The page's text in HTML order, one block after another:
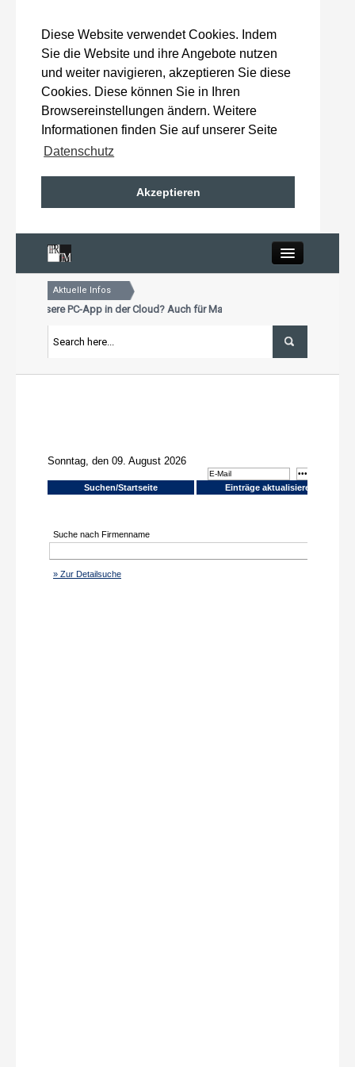
Diese Website verwendet Cookies. Indem
Sie die Website und ihre Angebote nutzen
und weiter navigieren, akzeptieren Sie diese
Cookies. Diese können Sie in Ihren
Browsereinstellungen ändern. Weitere
Informationen finden Sie auf unserer Seite
Datenschutz
Akzeptieren
Home
Einträge aktualisieren
Aktuelle Infos
unsere PC-App in der Cloud? Auch für Mac und Tablet
für Premiumkunden: 15. Oktober 2026
unsere PC-App in der Cloud? Auch für Mac und Tablet